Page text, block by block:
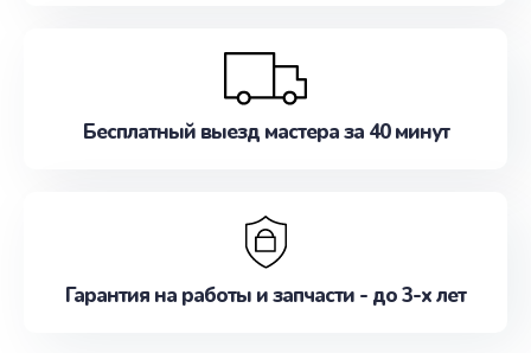
Бесплатный выезд мастера за 40 минут
Гарантия на работы и запчасти - до 3-х лет